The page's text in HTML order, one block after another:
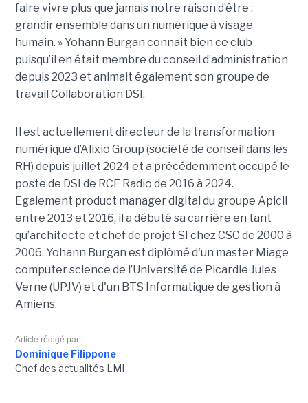
faire vivre plus que jamais notre raison d’être :
grandir ensemble dans un numérique à visage
humain. »Yohann Burgan connait bien ce club
puisqu’il en était membre du conseil d’administration
depuis 2023 et animait également son groupe de
travail Collaboration DSI.
Il est actuellement directeur de la transformation
numérique d’Alixio Group (société de conseil dans les
RH) depuis juillet 2024 et a précédemment occupé le
poste de DSI de RCF Radio de 2016 à 2024.
Egalement product manager digital du groupe Apicil
entre 2013 et 2016, il a débuté sa carrière en tant
qu’architecte et chef de projet SI chez CSC de 2000 à
2006. Yohann Burgan est diplômé d'un master Miage
computer science de l’Université de Picardie Jules
Verne (UPJV) et d'un BTS Informatique de gestion à
Amiens.
Article rédigé par
Dominique Filippone
Chef des actualités LMI